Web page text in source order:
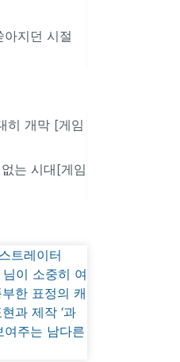
아지던 시절
히 개막 [게임
는 시대[게임